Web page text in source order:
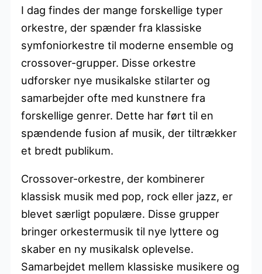
I dag findes der mange forskellige typer
orkestre, der spænder fra klassiske
symfoniorkestre til moderne ensemble og
crossover-grupper. Disse orkestre
udforsker nye musikalske stilarter og
samarbejder ofte med kunstnere fra
forskellige genrer. Dette har ført til en
spændende fusion af musik, der tiltrækker
et bredt publikum.
Crossover-orkestre, der kombinerer
klassisk musik med pop, rock eller jazz, er
blevet særligt populære. Disse grupper
bringer orkestermusik til nye lyttere og
skaber en ny musikalsk oplevelse.
Samarbejdet mellem klassiske musikere og